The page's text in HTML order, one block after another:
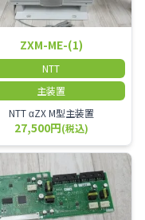
ZXM-ME-(1)
NTT
主装置
NTT αZX M型主装置
27,500円(税込)